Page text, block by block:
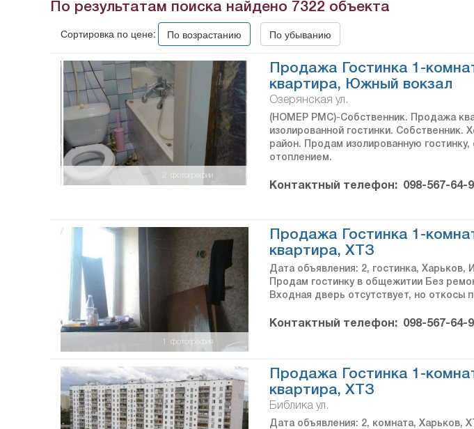
По результатам поиска найдено 7322 объекта
Сортировка по цене: По возрастанию По убыванию
фотографии
Продажа Гостинка 1-
квартира, Южный вокзал
Озерянская ул.
(НОМЕР PMC)-Собственник. Продажа
изолированной гостинки. Собственник.
район. Продам изолированную
отоплением.
Контактный телефон: 098-567-64-
фотография
1
Продажа Гостинка 1-
квартира, ХТЗ
Дата объявления: 2, гостинка, Харьков,
Продам гостинку в общежитии Без
Входная дверь отсутствует, но откосы
Контактный телефон: 098-567-64-
Продажа Гостинка 1-
квартира, ХТЗ
Библика ул.
Дата объявления: 2, комната, Харьков,